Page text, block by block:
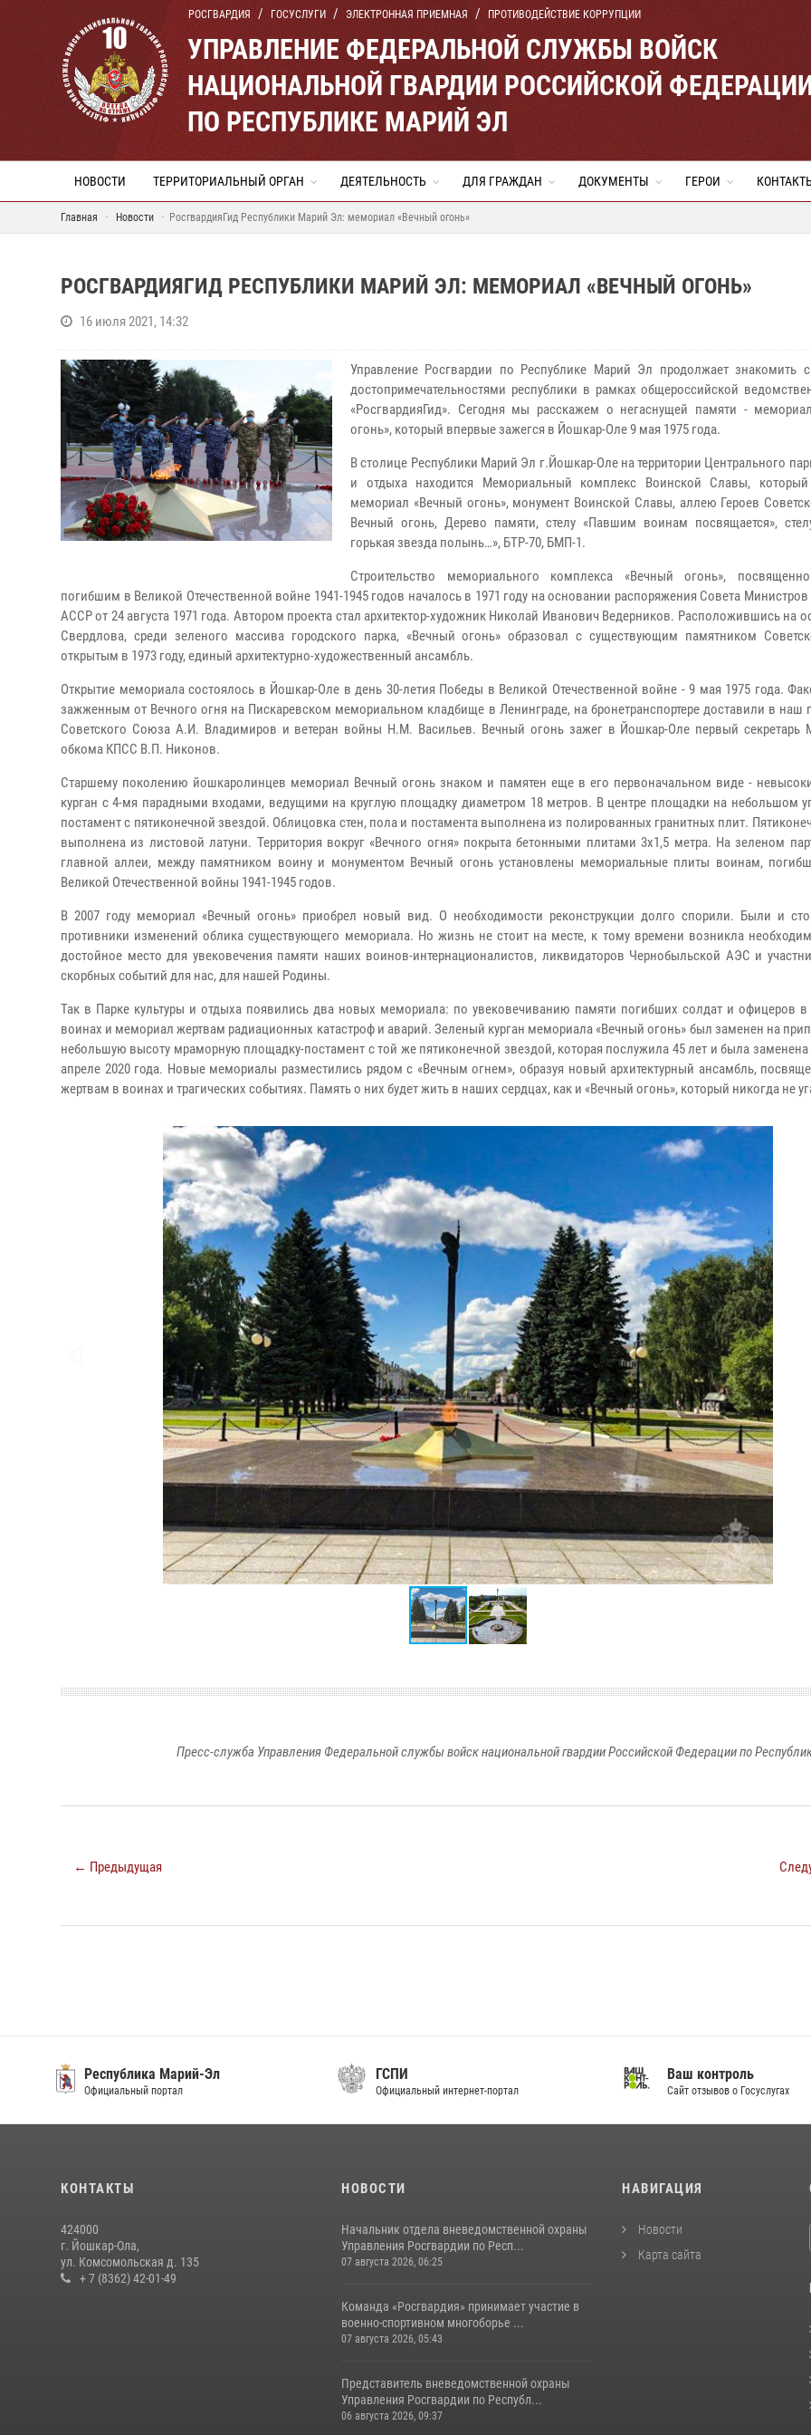
РОСГВАРДИЯ ГОСУСЛУГИ ЭЛЕКТРОННАЯ ПРИЕМНАЯ ПРОТИВОДЕЙСТВИЕ КОРРУПЦИИ
УПРАВЛЕНИЕ ФЕДЕРАЛЬНОЙ СЛУЖБЫ ВОЙСК
НАЦИОНАЛЬНОЙ ГВАРДИИ РОССИЙСКОЙ
ПО РЕСПУБЛИКЕ МАРИЙ ЭЛ
НОВОСТИ ТЕРРИТОРИАЛЬНЫЙ ОРГАН ДЕЯТЕЛЬНОСТЬ ДЛЯ ГРАЖДАН ДОКУМЕНТЫ ГЕРОИ
Главная Новости РосгвардияГид Республики Марий Эл: мемориал «Вечный огонь»
РОСГВАРДИЯГИД РЕСПУБЛИКИ МАРИЙ ЭЛ: МЕМОРИАЛ «ВЕЧНЫЙ ОГОНЬ»
16 июля 2021, 14:32
Управление Росгвардии по Республике Марий Эл продолжает знакомить
достопримечательностями республики в рамках общероссийской
«РосгвардияГид». Сегодня мы расскажем о негаснущей памяти -
огонь», который впервые зажегся в Йошкар-Оле 9 мая 1975 года.
В столице Республики Марий Эл г.Йошкар-Оле на территории Центрального
и отдыха находится Мемориальный комплекс Воинской Славы, который
мемориал «Вечный огонь», монумент Воинской Славы, аллею Героев
Вечный огонь, Дерево памяти, стелу «Павшим воинам посвящается»,
горькая звезда полынь…», БТР-70, БМП-1.
Строительство мемориального комплекса «Вечный огонь»,
погибшим в Великой Отечественной войне 1941-1945 годов началось в 1971 году на основании распоряжения Совета
АССР от 24 августа 1971 года. Автором проекта стал архитектор-художник Николай Иванович Ведерников. Расположившись на
Свердлова, среди зеленого массива городского парка, «Вечный огонь» образовал с существующим памятником
открытым в 1973 году, единый архитектурно-художественный ансамбль.
Открытие мемориала состоялось в Йошкар-Оле в день 30-летия Победы в Великой Отечественной войне - 9 мая 1975 года.
зажженным от Вечного огня на Пискаревском мемориальном кладбище в Ленинграде, на бронетранспортере доставили в наш
Советского Союза А.И. Владимиров и ветеран войны Н.М. Васильев. Вечный огонь зажег в Йошкар-Оле первый секретарь
обкома КПСС В.П. Никонов.
Старшему поколению йошкаролинцев мемориал Вечный огонь знаком и памятен еще в его первоначальном виде -
курган с 4-мя парадными входами, ведущими на круглую площадку диаметром 18 метров. В центре площадки на небольшом
постамент с пятиконечной звездой. Облицовка стен, пола и постамента выполнена из полированных гранитных плит.
выполнена из листовой латуни. Территория вокруг «Вечного огня» покрыта бетонными плитами 3х1,5 метра. На зеленом
главной аллеи, между памятником воину и монументом Вечный огонь установлены мемориальные плиты воинам,
Великой Отечественной войны 1941-1945 годов.
В 2007 году мемориал «Вечный огонь» приобрел новый вид. О необходимости реконструкции долго спорили. Были и
противники изменений облика существующего мемориала. Но жизнь не стоит на месте, к тому времени возникла
достойное место для увековечения памяти наших воинов-интернационалистов, ликвидаторов Чернобыльской АЭС и
скорбных событий для нас, для нашей Родины.
Так в Парке культуры и отдыха появились два новых мемориала: по увековечиванию памяти погибших солдат и офицеров в
воинах и мемориал жертвам радиационных катастроф и аварий. Зеленый курган мемориала «Вечный огонь» был заменен на
небольшую высоту мраморную площадку-постамент с той же пятиконечной звездой, которая послужила 45 лет и была
апреле 2020 года. Новые мемориалы разместились рядом с «Вечным огнем», образуя новый архитектурный ансамбль,
жертвам в воинах и трагических событиях. Память о них будет жить в наших сердцах, как и «Вечный огонь», который никогда не
Пресс-служба Управления Федеральной службы войск национальной гвардии Российской Федерации по
← Предыдущая
Республика Марий-Эл
Официальный портал
ГСПИ
Официальный интернет-портал
Ваш контроль
Сайт отзывов о Госуслугах
КОНТАКТЫ
424000
г. Йошкар-Ола,
ул. Комсомольская д. 135
+ 7 (8362) 42-01-49
НОВОСТИ
Начальник отдела вневедомственной охраны
Управления Росгвардии по Респ...
07 августа 2026, 06:25
Команда «Росгвардия» принимает участие в
военно-спортивном многоборье ...
07 августа 2026, 05:43
Представитель вневедомственной охраны
Управления Росгвардии по Республ...
06 августа 2026, 09:37
НАВИГАЦИЯ
Новости
Карта сайта